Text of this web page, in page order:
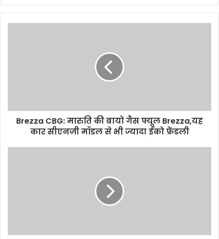
Brezza CBG: मारुति की बायो गैस फ्यूल Brezza,यह
कार सीएनजी मॉडल से भी ज्यादा ईको फ्रेंडली